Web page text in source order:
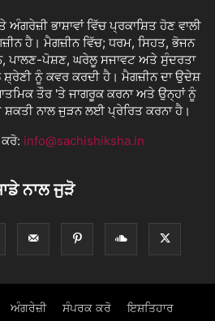
ਅੰਗਰੇਜ਼ੀ ਭਾਸ਼ਾਵਾਂ ਵਿੱਚ ਪ੍ਰਕਾਸ਼ਿਤ ਹੋਣ ਵਾਲੀ
ਹੈ। ਮੈਗਜ਼ੀਨ ਵਿੱਚ; ਧਰਮ, ਸਿਹਤ, ਭੋਜਨ
ਪਾਲਣ-ਪੋਸ਼ਣ, ਘਰੇਲੂ ਸਜਾਵਟ ਅਤੇ ਸੁੰਦਰਤਾ
ਨੂੰ ਕਵਰ ਕਰਦੀ ਹੈ। ਮੈਗਜ਼ੀਨ ਦਾ ਉਦੇਸ਼
ਤੌਰ 'ਤੇ ਜਾਗਰੂਕ ਕਰਨਾ ਅਤੇ ਉਨ੍ਹਾਂ ਨੂੰ
ਨਾਲ ਜੁੜਨ ਲਈ ਪ੍ਰੇਰਿਤ ਕਰਨਾ ਹੈ।
info@sachishiksha.in
ਨਾਲ ਜੁੜੋ
ਅੰਗਰੇਜ਼ੀ ਸੰਪਰਕ ਕਰੋ ਇਸ਼ਤਿਹਾਰ